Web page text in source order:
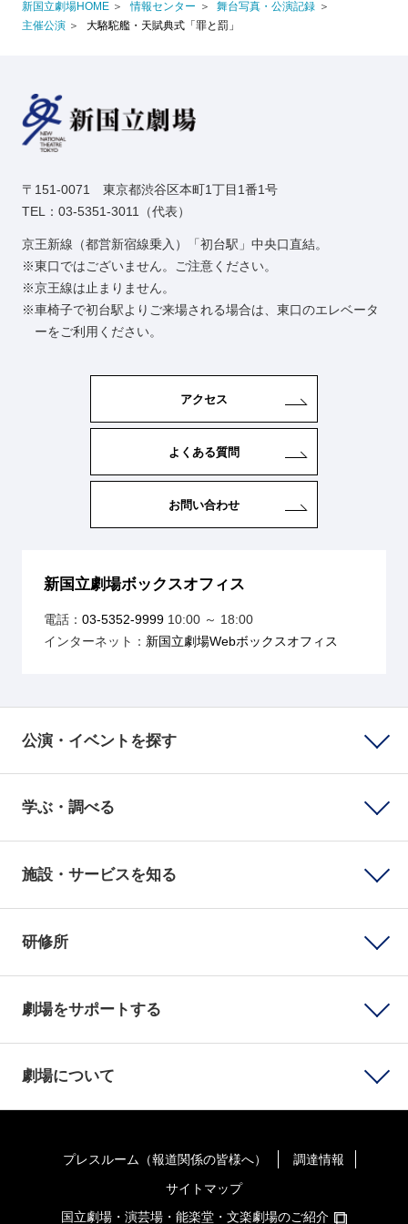
新国立劇場HOME 情報センター
舞台写真・公演記録
主催公演
大駱駝艦・天賦典式「罪と罰」
〒151-0071 東京都渋谷区本町1丁目1番1号
TEL：03-5351-3011（代表）
京王新線（都営新宿線乗入）「初台駅」中央口直結。
東口ではございません。ご注意ください。
京王線は止まりません。
車椅子で初台駅よりご来場される場合は、東口のエレベータ
ーをご利用ください。
アクセス
よくある質問
お問い合わせ
新国立劇場ボックスオフィス
電話： 03-5352-999910:00 ～ 18:00
インターネット： 新国立劇場Webボックスオフィス
公演・イベントを探す
学ぶ・調べる
施設・サービスを知る
研修所
劇場をサポートする
劇場について
プレスルーム（報道関係の皆様へ）
調達情報
サイトマップ
国立劇場・演芸場・能楽堂・文楽劇場のご紹介